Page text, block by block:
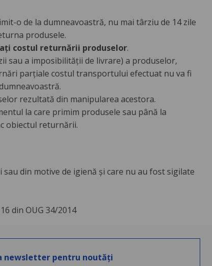
o de la dumneavoastră, nu mai târziu de 14 zile
produsele.
costul returnării produselor.
sau a imposibilității de livrare) a produselor,
parțiale costul transportului efectuat nu va fi
rezultată din manipularea acestora.
la care primim produsele sau până la
obiectul returnării.
din motive de igienă și care nu au fost sigilate
din OUG 34/2014
newsletter pentru noutăți